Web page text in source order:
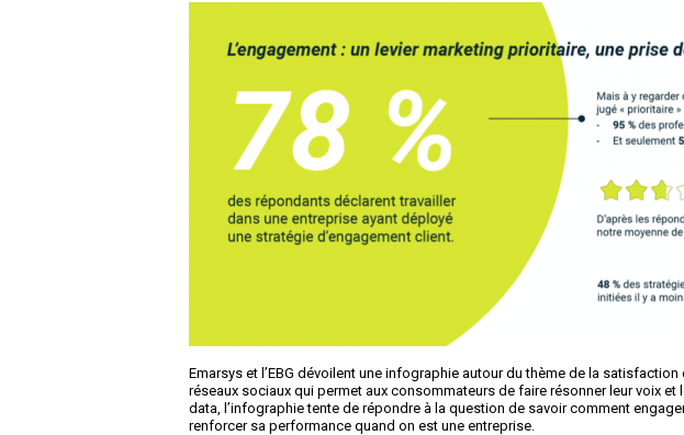
Emarsys et l’EBG dévoilent une infographie autour du thème de la satisfaction
réseaux sociaux qui permet aux consommateurs de faire résonner leur voix et
data, l’infographie tente de répondre à la question de savoir comment
renforcer sa performance quand on est une entreprise.